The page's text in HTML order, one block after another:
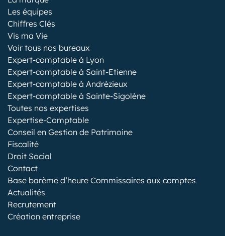
Les équipes
Chiffres Clés
Vis ma Vie
Voir tous nos bureaux
Expert-comptable à Lyon
Expert-comptable à Saint-Etienne
Expert-comptable à Andrézieux
Expert-comptable à Sainte-Sigolène
Toutes nos expertises
Expertise-Comptable
Conseil en Gestion de Patrimoine
Fiscalité
Droit Social
Contact
Base barème d’heure Commissaires aux comptes
Actualités
Recrutement
Création entreprise